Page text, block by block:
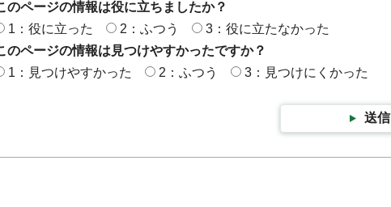
のページの情報は役に立ちましたか？
1：役に立った
2：ふつう
3：役に立たなかった
のページの情報は見つけやすかったですか？
1：見つけやすかった
2：ふつう 3：見つけにくかった
送信